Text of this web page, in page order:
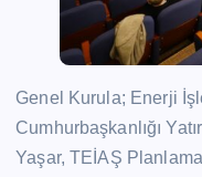
Genel Kurula; Enerji
Cumhurbaşkanlığı
Yaşar, TEİAŞ